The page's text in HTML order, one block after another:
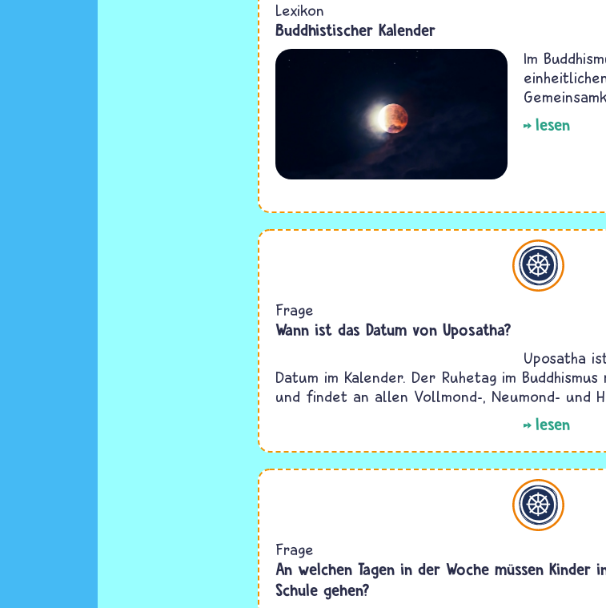
Lexikon
Buddhistischer Kalender
Im
lesen
Frage
Wann ist das Datum von Uposatha?
Uposatha
Datum im Kalender. Der Ruhetag im
und findet an allen Vollmond-, Neumond- und
lesen
Frage
An welchen Tagen in der Woche müssen Kinder
Schule gehen?